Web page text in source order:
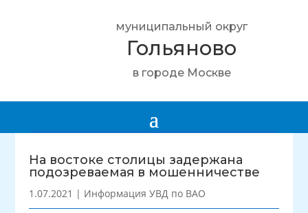
муниципальный округ
Гольяново
в городе Москве
На востоке столицы задержана
подозреваемая в мошенничестве
1.07.2021 | Информация УВД по ВАО